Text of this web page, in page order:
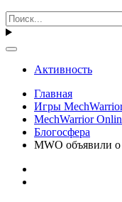
Активность
Главная
Игры
MechWarrior
Блогосфера
MWO объявили